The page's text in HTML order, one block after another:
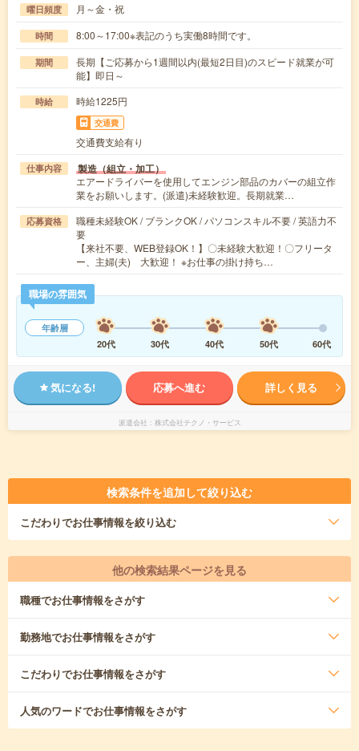
曜日頻度 月～金・祝
時間 8:00～17:00※表記のうち実働8時間です。
期間
長期【ご応募から1週間以内(最短2日目)のスピード就業が可
能】即日～
時給 時給1225円
交通費
交通費支給有り
仕事内容 製造（組立・加工）
エアードライバーを使用してエンジン部品のカバーの組立作
業をお願いします。(派遣)未経験歓迎。長期就業…
応募資格
職種未経験OK / ブランクOK / パソコンスキル不要 / 英語力不
要
【来社不要、WEB登録OK！】〇未経験大歓迎！〇フリータ
ー、主婦(夫) 大歓迎！ ※お仕事の掛け持ち…
職場の雰囲気
年齢層
20代
30代 40代 50代 60代
気になる! 応募へ進む 詳しく見る
派遣会社 株式会社テクノ・サービス
検索条件を追加して絞り込む
こだわりでお仕事情報を絞り込む
他の検索結果ページを見る
職種でお仕事情報をさがす
勤務地でお仕事情報をさがす
こだわりでお仕事情報をさがす
人気のワードでお仕事情報をさがす